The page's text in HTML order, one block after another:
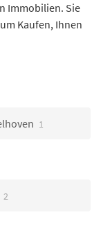
Immobilien. Sie
Kaufen, Ihnen
1
2